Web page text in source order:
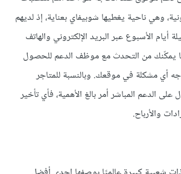
وهي ناحية يغطيها شوبيفاي بعناية، إذ لديهم
أيام الأسبوع عبر البريد الإلكتروني والهاتف
يمكّنك من التحدث مع موظف الدعم للحصول
أي مشكلة في موقعك. وبالنسبة للمتاجر
على الدعم المباشر أمر بالغ الأهمية، فأي تأخير
والأرباح.